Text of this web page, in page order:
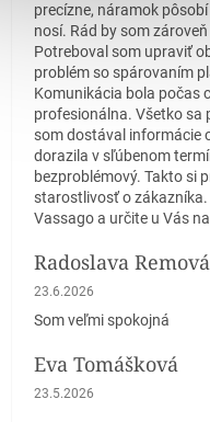
precízne, náramok
nosí. Rád by som
Potreboval som upraviť
problém so spárovaním
Komunikácia bola počas
profesionálna. Všetko sa
som dostával informácie
dorazila v sľúbenom
bezproblémový. Takto si
starostlivosť o
Vassago a určite u Vás
Radoslava Remová
Hodnotenie obchodu je 5
23.6.2026
Som veľmi spokojná
Eva Tomášková
Hodnotenie obchodu je 5
23.5.2026